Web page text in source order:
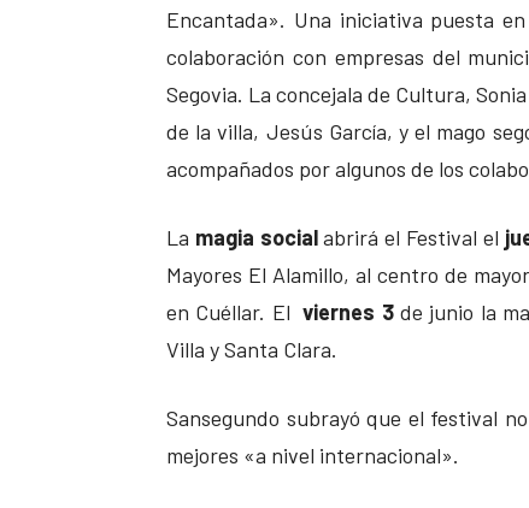
Encantada». Una iniciativa puesta
colaboración con empresas del
Segovia. La concejala de Cultura,
de la villa, Jesús García, y el mago
acompañados por algunos de los
La magia socialabrirá el Festival el
Mayores El Alamillo, al centro de
en Cuéllar. Elviernes 3de junio la
Villa y Santa Clara.
Sansegundo subrayó que el festival
mejores «a nivel internacional».